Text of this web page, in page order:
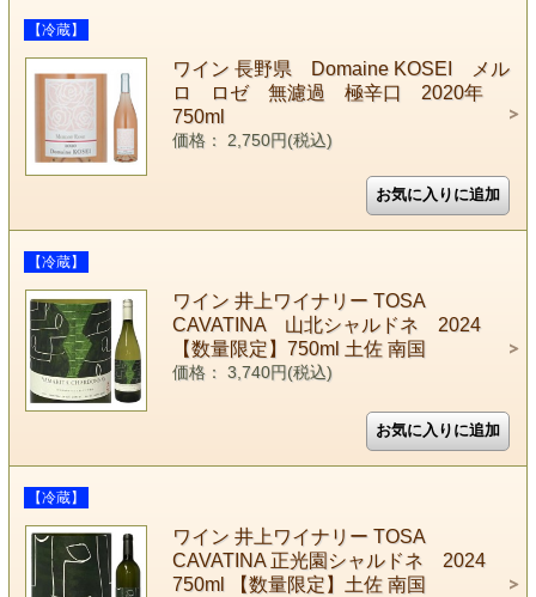
【冷蔵】
ワイン 長野県 Domaine KOSEI メル
ロ ロゼ 無濾過 極辛口 2020年
750ml
価格： 2,750円(税込)
【冷蔵】
ワイン 井上ワイナリー TOSA
CAVATINA 山北シャルドネ 2024
【数量限定】750ml 土佐 南国
価格： 3,740円(税込)
【冷蔵】
ワイン 井上ワイナリー TOSA
CAVATINA 正光園シャルドネ 2024
750ml 【数量限定】土佐 南国